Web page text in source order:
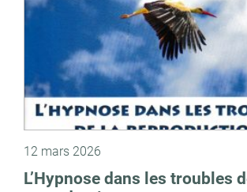
12 mars 2026
L’Hypnose dans les troubles